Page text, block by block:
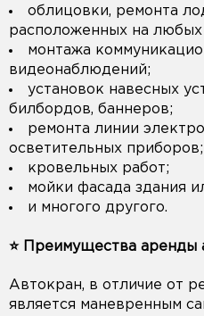
облицовки, ремонта
расположенных на любых
монтажа
видеонаблюдений;
установок навесных
билбордов, баннеров;
ремонта линии
осветительных приборов;
кровельных работ;
мойки фасада здания
и многого другого.
⭐️ Преимущества аренды
Автокран, в отличие от
является маневренным